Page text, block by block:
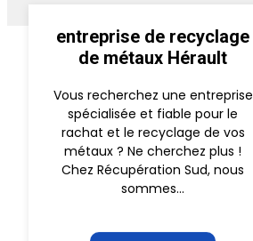
entreprise de recyclage
de métaux Hérault
Vous recherchez une entreprise
spécialisée et fiable pour le
rachat et le recyclage de vos
métaux ? Ne cherchez plus !
Chez Récupération Sud, nous
sommes...